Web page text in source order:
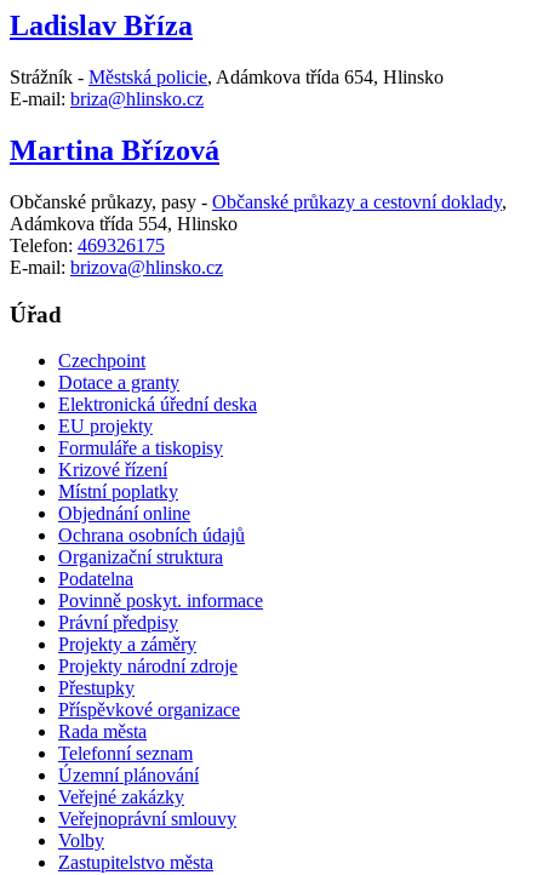
Ladislav Bříza
Strážník - Městská policie, Adámkova třída 654, Hlinsko
E-mail: briza@hlinsko.cz
Martina Břízová
Občanské průkazy, pasy - Občanské průkazy a cestovní doklady,
Adámkova třída 554, Hlinsko
Telefon: 469326175
E-mail: brizova@hlinsko.cz
Úřad
Czechpoint
Dotace a granty
Elektronická úřední deska
EU projekty
Formuláře a tiskopisy
Krizové řízení
Místní poplatky
Objednání online
Ochrana osobních údajů
Organizační struktura
Podatelna
Povinně poskyt. informace
Právní předpisy
Projekty a záměry
Projekty národní zdroje
Přestupky
Příspěvkové organizace
Rada města
Telefonní seznam
Územní plánování
Veřejné zakázky
Veřejnoprávní smlouvy
Volby
Zastupitelstvo města